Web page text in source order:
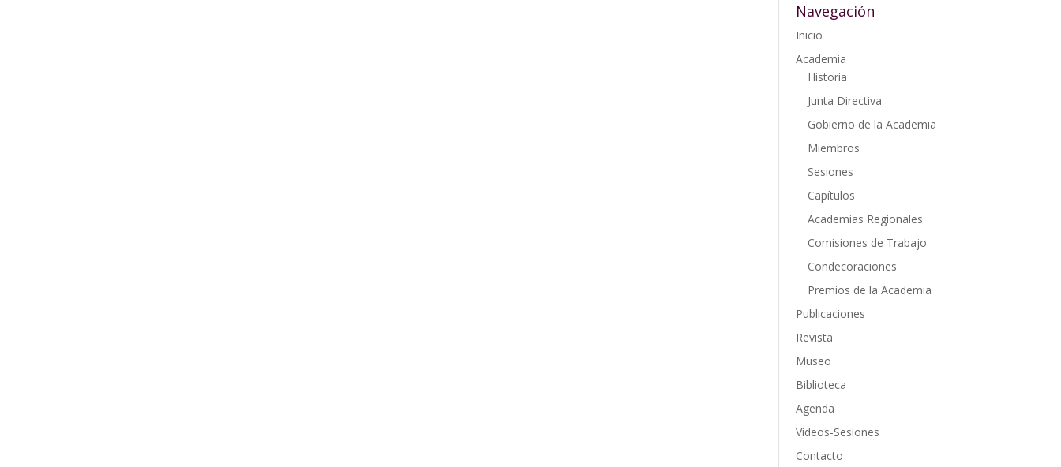
Navegación
Inicio
Academia
Historia
Junta Directiva
Gobierno de la Academia
Miembros
Sesiones
Capítulos
Academias Regionales
Comisiones de Trabajo
Condecoraciones
Premios de la Academia
Publicaciones
Revista
Museo
Biblioteca
Agenda
Videos-Sesiones
Contacto